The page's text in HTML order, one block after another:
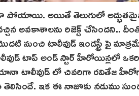
పోయాయి. అయితే తెలుగులో
వచ్చిన అవకాశాలను రిజెక్ట్
టాలీవుడ్ ఇండస్ట్రీ పై
టాప్ అండ్ స్టార్ హీరోయిన్లలో
టాలీవుడ్ లో చివరిగా రవితేజ
ఇక ఈ నాజూకు నడుము